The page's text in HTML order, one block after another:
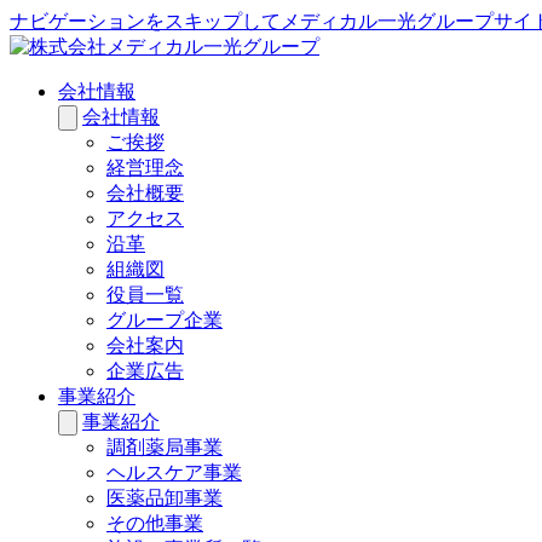
ナビゲーションをスキップしてメディカル一光グループサイ
会社情報
会社情報
ご挨拶
経営理念
会社概要
アクセス
沿革
組織図
役員一覧
グループ企業
会社案内
企業広告
事業紹介
事業紹介
調剤薬局事業
ヘルスケア事業
医薬品卸事業
その他事業